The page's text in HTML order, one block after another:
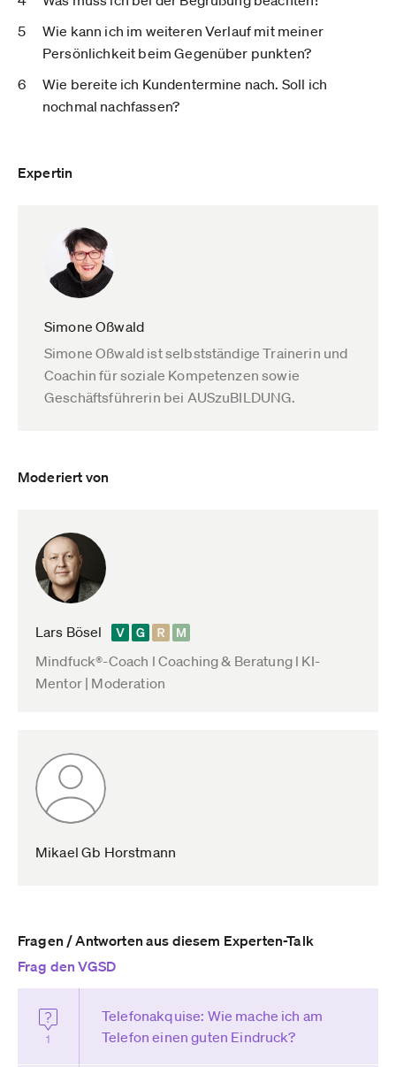
Wie kann ich im weiteren Verlauf mit meiner
Persönlichkeit beim Gegenüber punkten?
Wie bereite ich Kundentermine nach. Soll ich
nochmal nachfassen?
Expertin
Simone Oßwald
Simone Oßwald ist selbstständige Trainerin und
Coachin für soziale Kompetenzen sowie
Geschäftsführerin bei AUSzuBILDUNG.
Moderiert von
Lars Bösel
Mindfuck®-Coach l Coaching & Beratung l KI-
Mentor | Moderation
Mikael Gb Horstmann
Fragen / Antworten aus diesem Experten-Talk
Frag den VGSD
1
Telefonakquise: Wie mache ich am
Telefon einen guten Eindruck?